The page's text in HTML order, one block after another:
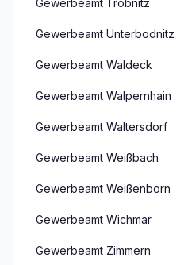
Gewerbeamt Tröbnitz
Gewerbeamt Unterbodnitz
Gewerbeamt Waldeck
Gewerbeamt Walpernhain
Gewerbeamt Waltersdorf
Gewerbeamt Weißbach
Gewerbeamt Weißenborn
Gewerbeamt Wichmar
Gewerbeamt Zimmern